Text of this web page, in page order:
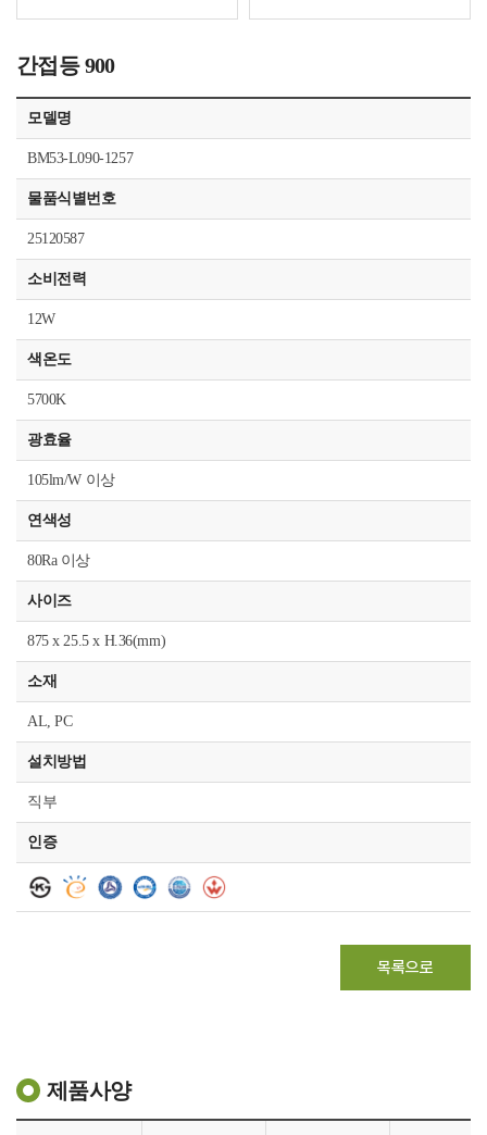
간접등 900
모델명
BM53-L090-1257
물품식별번호
25120587
소비전력
12W
색온도
5700K
광효율
105lm/W 이상
연색성
80Ra 이상
사이즈
875 x 25.5 x H.36(mm)
소재
AL, PC
설치방법
직부
인증
목록으로
제품사양